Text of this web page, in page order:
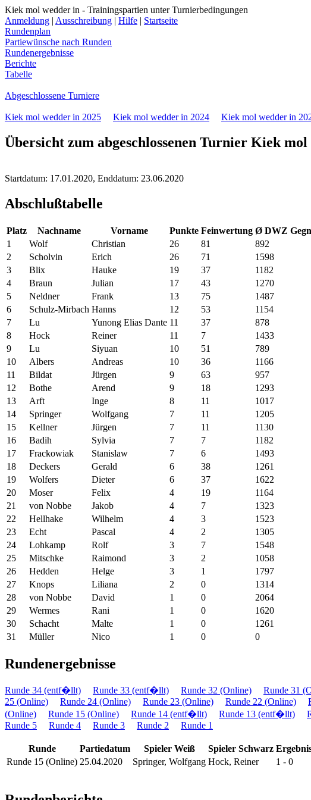
Kiek mol wedder in - Trainingspartien unter Turnierbedingungen
Anmeldung | Ausschreibung | Hilfe | Startseite
Rundenplan
Partiewünsche nach Runden
Rundenergebnisse
Berichte
Tabelle
Abgeschlossene Turniere
Kiek mol wedder in 2025 Kiek mol wedder in 2024 Kiek mol wedder in
Übersicht zum abgeschlossenen Turnier Kiek mol
Startdatum: 17.01.2020, Enddatum: 23.06.2020
Abschlußtabelle
Platz Nachname Vorname Punkte Feinwertung Ø DWZ
1
Wolf Christian 26 81 892
2
Scholvin Erich 26 71 1598
3
Blix Hauke 19 37 1182
4
Braun Julian 17 43 1270
5
Neldner Frank 13 75 1487
6
Schulz-Mirbach Hanns 12 53 1154
7
Lu Yunong Elias Dante 11 37 878
8
Hock Reiner 11 7 1433
9
Lu Siyuan 10 51 789
10
Albers Andreas 10 36 1166
11
Bildat Jürgen 9 63 957
12
Bothe Arend 9 18 1293
13
Arft Inge 8 11 1017
14
Springer Wolfgang 7 11 1205
15
Kellner Jürgen 7 11 1130
16
Badih Sylvia 7 7 1182
17
Frackowiak Stanislaw 7 6 1493
18
Deckers Gerald 6 38 1261
19
Wolfers Dieter 6 37 1622
20
Moser Felix 4 19 1164
21
von Nobbe Jakob 4 7 1323
22
Hellhake Wilhelm 4 3 1523
23
Echt Pascal 4 2 1305
24
Lohkamp Rolf 3 7 1548
25
Mitschke Raimond 3 2 1058
26
Hedden Helge 3 1 1797
27
Knops Liliana 2 0 1314
28
von Nobbe David 1 0 2064
29
Wermes Rani 1 0 1620
30
Schacht Malte 1 0 1261
31
Müller Nico 1 0 0
Rundenergebnisse
Runde 34 (entf�llt) Runde 33 (entf�llt) Runde 32 (Online) Runde 31
25 (Online)
Runde 24 (Online) Runde 23 (Online) Runde 22 (Online)
(Online)
Runde 15 (Online) Runde 14 (entf�llt) Runde 13 (entf�llt)
Runde 5
Runde 4 Runde 3 Runde 2 Runde 1
Runde Partiedatum Spieler Weiß Spieler Schwarz
Runde 15 (Online) 25.04.2020 Springer, Wolfgang Hock, Reiner 1 - 0